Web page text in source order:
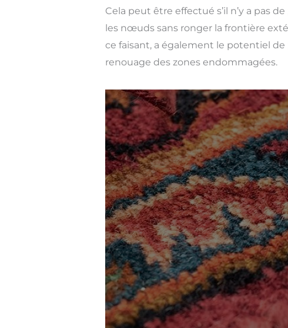
Cela peut être effectué s’il n’y a pas
les nœuds sans ronger la frontière
ce faisant, a également le potentiel
renouage des zones endommagées.